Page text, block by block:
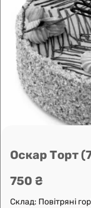
Leaflet |
Оскар Торт
750 ₴
Склад: Повітряні